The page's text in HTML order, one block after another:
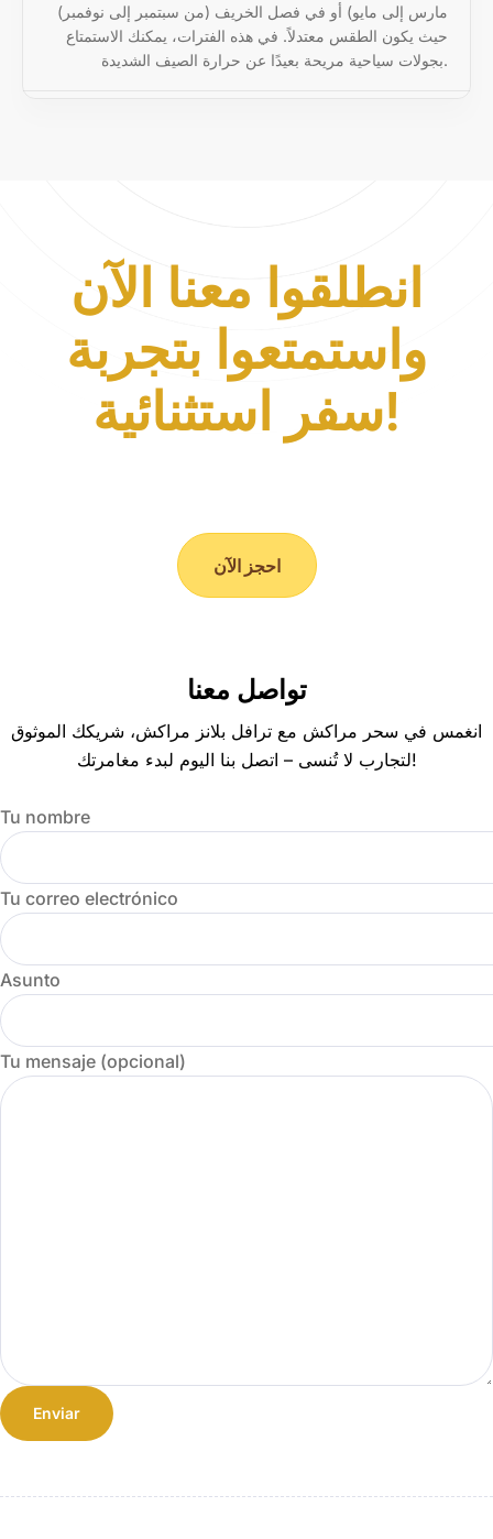
مارس إلى مايو) أو في فصل الخريف (من سبتمبر إلى نوفمبر)
حيث يكون الطقس معتدلاً. في هذه الفترات، يمكنك الاستمتاع
بجولات سياحية مريحة بعيدًا عن حرارة الصيف الشديدة.
انطلقوا معنا الآن
واستمتعوا بتجربة
سفر استثنائية!
احجز الآن
تواصل معنا
انغمس في سحر مراكش مع ترافل بلانز مراكش، شريكك الموثوق
لتجارب لا تُنسى – اتصل بنا اليوم لبدء مغامرتك!
Tu nombre
Tu correo electrónico
Asunto
Tu mensaje (opcional)